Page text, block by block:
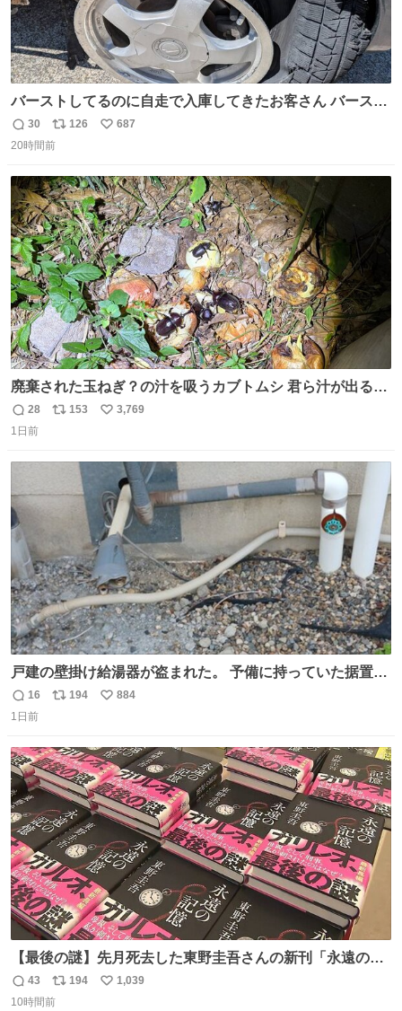
バーストしてるのに自走で入庫してきたお客さん バースト
したならその場で動かないで助け呼んで下さい😰 保険にロ
ードサービス付いてて金銭負担も無いんですから これで走
装ダメージ、ABSセンサ断線、ブレーキホースも傷入っち
ゃってます…
返
信
30
リ
ポ
ト
数
126
い
数
687
20時間前
廃棄された玉ねぎ？の汁を吸うカブトムシ 君ら汁が出る植
物ならなんでもいいのかよ… まあ害虫だよねこりゃ 他には
カナブンや黒ゴキが来ていた
返
信
28
リ
数
153
い
3,769
1日前
戸建の壁掛け給湯器が盗まれた。 予備に持っていた据置給
湯器があったのでガスやさんに設置してもらった。 工事費
9万円。 痛い出費。 防犯カメラ設置した。 物騒な時代にな
返
信
16
リ
ト
数
194
い
数
884
1日前
【最後の謎】先月死去した東野圭吾さんの新刊「永遠の記
憶」発売 代表作「ガリレオ」シリーズ最新作
news.livedoor.com/article/detail… 68歳で亡くなった作家
返
43
リ
194
い
1,039
10時間前